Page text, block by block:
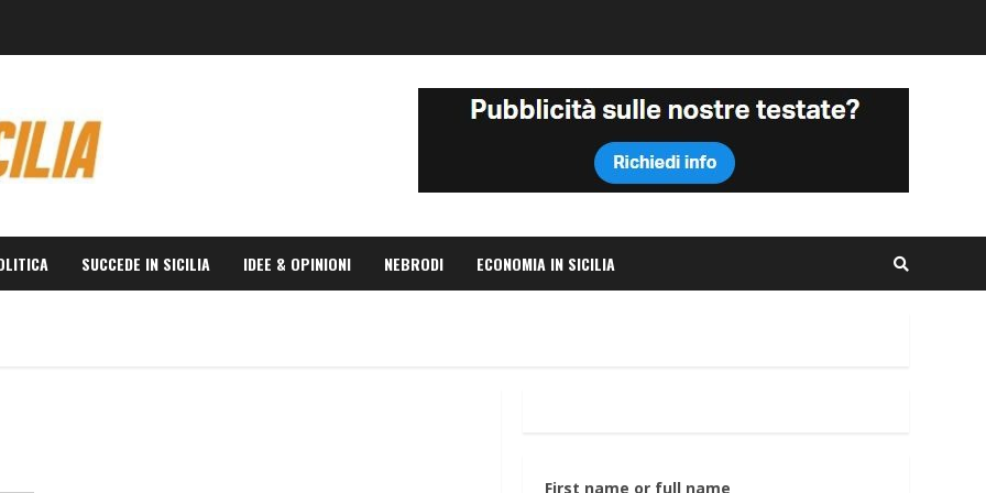
SUCCEDE IN SICILIA IDEE & OPINIONI NEBRODI ECONOMIA IN SICILIA
First name or full name